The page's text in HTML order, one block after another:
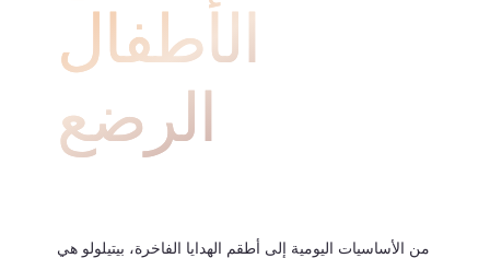
الأطفال
الرضع
من الأساسيات اليومية إلى أطقم الهدايا الفاخرة، بيتيلولو هي